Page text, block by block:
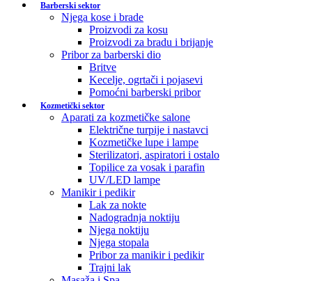
Barberski sektor
Njega kose i brade
Proizvodi za kosu
Proizvodi za bradu i brijanje
Pribor za barberski dio
Britve
Kecelje, ogrtači i pojasevi
Pomoćni barberski pribor
Kozmetički sektor
Aparati za kozmetičke salone
Električne turpije i nastavci
Kozmetičke lupe i lampe
Sterilizatori, aspiratori i ostalo
Topilice za vosak i parafin
UV/LED lampe
Manikir i pedikir
Lak za nokte
Nadogradnja noktiju
Njega noktiju
Njega stopala
Pribor za manikir i pedikir
Trajni lak